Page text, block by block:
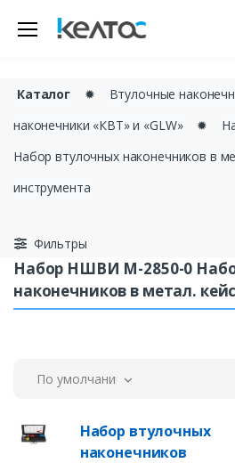
Каталог ✹ Втулочные
наконечники «КВТ» и «GLW»
✹
Набор втулочных наконечников в
инструмента
Фильтры
Набор НШВИ М-2850-0
наконечников в метал.
По умолчанию
Набор втулочных
наконечников